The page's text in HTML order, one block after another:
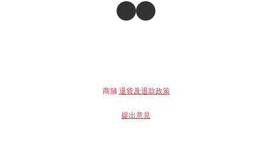
商舖 退貨及退款政策
提出意見